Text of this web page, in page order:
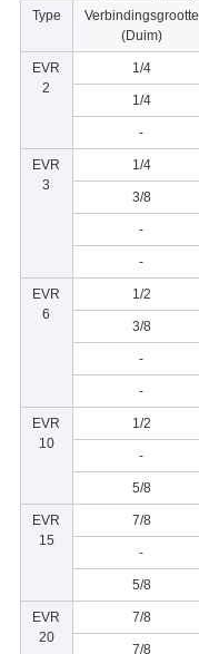
Type
Verbindingsgrootte
(Duim)
EVR
2
1/4
1/4
-
EVR
3
1/4
3/8
-
-
EVR
6
1/2
3/8
-
-
EVR
10
1/2
-
5/8
EVR
15
7/8
-
5/8
EVR
20
7/8
7/8